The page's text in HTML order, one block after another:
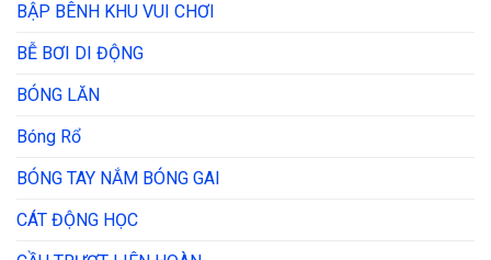
BẬP BÊNH KHU VUI CHƠI
BỄ BƠI DI ĐỘNG
BÓNG LĂN
Bóng Rổ
BÓNG TAY NẮM BÓNG GAI
CÁT ĐỘNG HỌC